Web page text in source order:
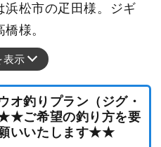
浜松市の疋田様。ジギ
様。
表示
釣りプラン（ジグ・
ご希望の釣り方を要
いいたします★★